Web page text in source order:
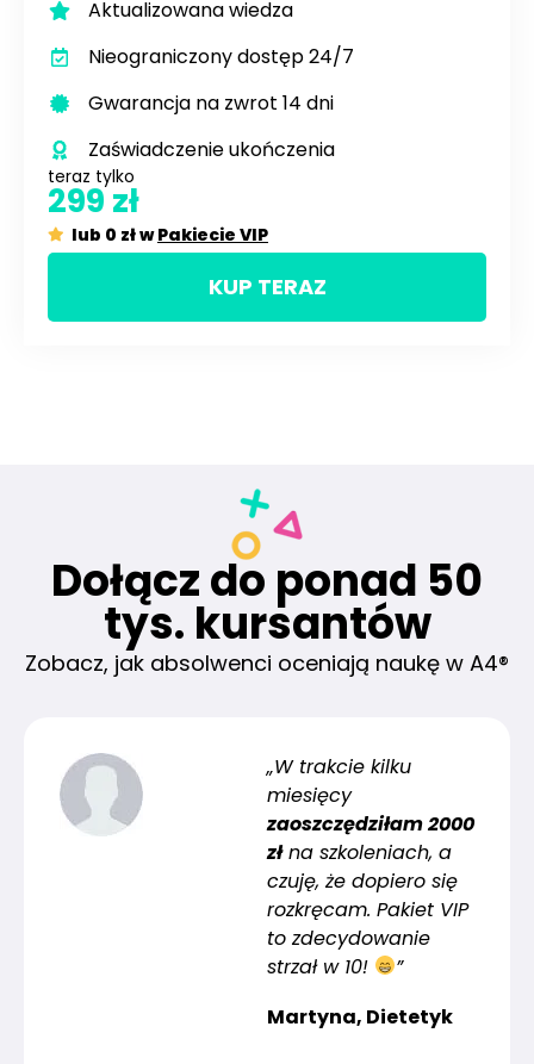
Aktualizowana wiedza
Nieograniczony dostęp 24/7
Gwarancja na zwrot 14 dni
Zaświadczenie ukończenia
teraz tylko
299 zł
lub 0 zł wPakiecie VIP
KUP TERAZ
Dołącz do ponad 50
tys. kursantów
Zobacz, jak absolwenci oceniają naukę w A4®
„W trakcie kilku
miesięcy
zaoszczędziłam 2000
złna szkoleniach, a
czuję, że dopiero się
rozkręcam. Pakiet VIP
to zdecydowanie
strzał w 10!
”
Martyna, Dietetyk